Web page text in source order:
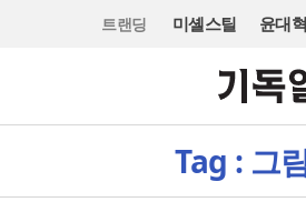
트랜딩 미셸스틸 윤대혁
Tag : 그